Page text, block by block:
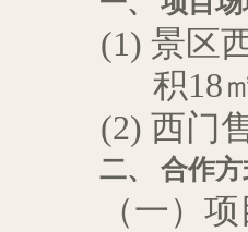
(1) 景区
积18
(2) 西门
二、 合作
（一）